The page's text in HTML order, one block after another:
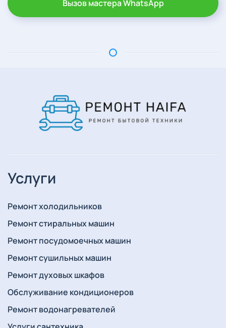
Вызов мастера WhatsApp
Услуги
Ремонт холодильников
Ремонт стиральных машин
Ремонт посудомоечных машин
Ремонт сушильных машин
Ремонт духовых шкафов
Обслуживание кондиционеров
Ремонт водонагревателей